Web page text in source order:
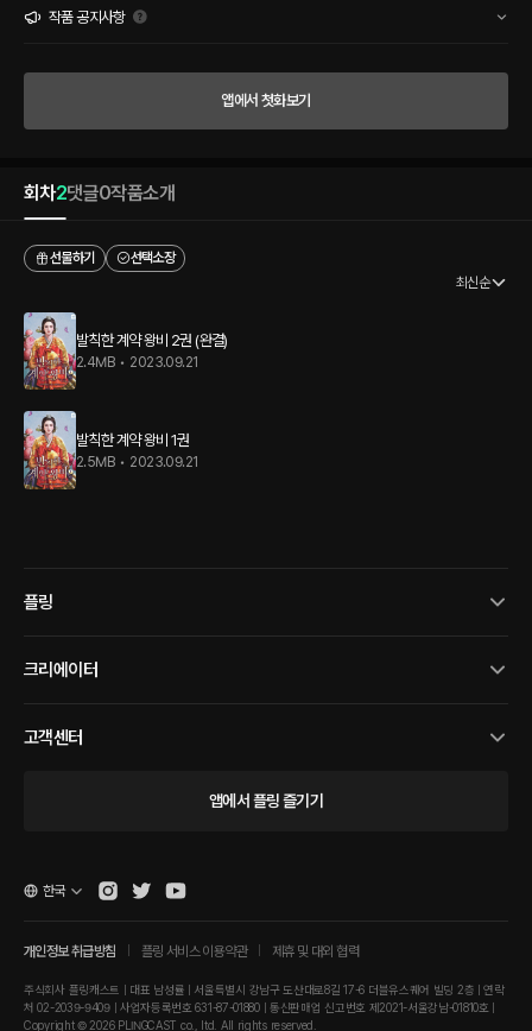
기가 선비의 사타구니를 사정없이 가격했다. 그러고는 멀찍이 도망가서 분에 못 이겨 선
요?” “아니. 과인이 조선의 임금이다. 하여, 너를 중전으로 맞이하겠다는 것이지.” 세 번
의 간택 규수 살해 사건의 범자와, 그 배후를 밝히기 위해 미끼가 필요했던 조선의 군주
작품 공지사항
앱에서 첫화보기
회차2댓글0작품소개
선물하기
선택소장
최신순
발칙한 계약 왕비 2권 (완결)
2.4MB • 2023.09.21
발칙한 계약 왕비 1권
2.5MB • 2023.09.21
플링
크리에이터
고객센터
앱에서 플링 즐기기
개인정보 취급방침 플링 서비스 이용약관 제휴 및 대외 협력
주식회사 플링캐스트 | 대표 남성률 | 서울특별시 강남구 도산대로8길 17-6 더블유스퀘어 빌딩 2층 | 연락
처 02-2039-9409 | 사업자등록번호 631-87-01880 | 통신판매업 신고번호 제2021-서울강남-01810호 |
Copyright © 2026 PLINGCAST co., ltd. All rights reserved.
한국